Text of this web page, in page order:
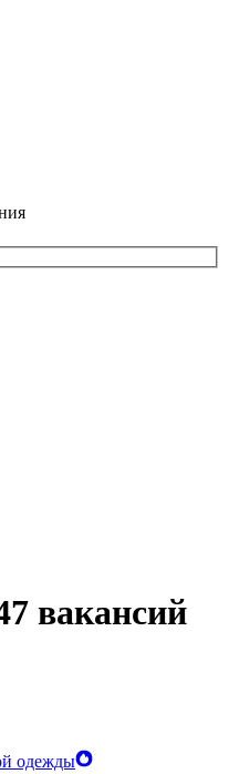
вакансий
одежды